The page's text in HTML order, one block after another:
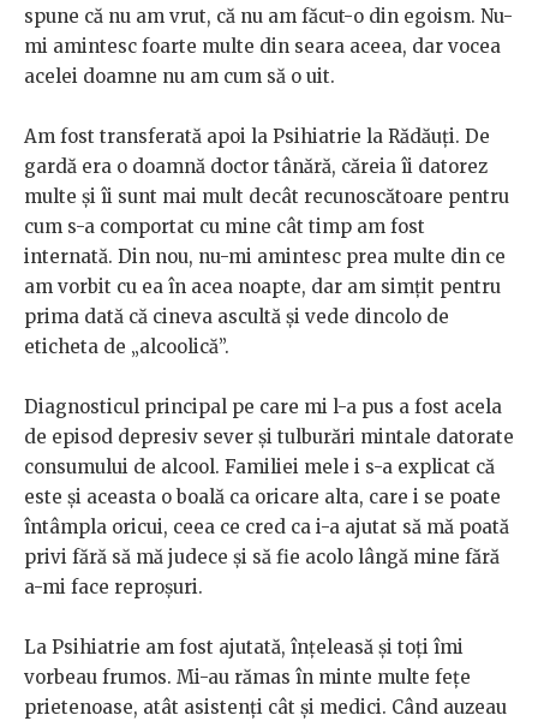
spune că nu am vrut, că nu am făcut-o din egoism. Nu-
mi amintesc foarte multe din seara aceea, dar vocea
acelei doamne nu am cum să o uit.
Am fost transferată apoi la Psihiatrie la Rădăuți. De
gardă era o doamnă doctor tânără, căreia îi datorez
multe și îi sunt mai mult decât recunoscătoare pentru
cum s-a comportat cu mine cât timp am fost
internată. Din nou, nu-mi amintesc prea multe din ce
am vorbit cu ea în acea noapte, dar am simțit pentru
prima dată că cineva ascultă și vede dincolo de
eticheta de „alcoolică”.
Diagnosticul principal pe care mi l-a pus a fost acela
de episod depresiv sever și tulburări mintale datorate
consumului de alcool. Familiei mele i s-a explicat că
este și aceasta o boală ca oricare alta, care i se poate
întâmpla oricui, ceea ce cred ca i-a ajutat să mă poată
privi fără să mă judece și să fie acolo lângă mine fără
a-mi face reproșuri.
La Psihiatrie am fost ajutată, înțeleasă și toți îmi
vorbeau frumos. Mi-au rămas în minte multe fețe
prietenoase, atât asistenți cât și medici. Când auzeau